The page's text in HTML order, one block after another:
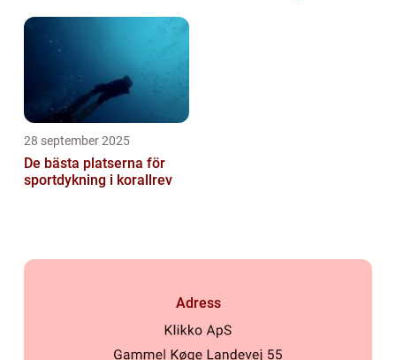
28 september 2025
De bästa platserna för
sportdykning i korallrev
Adress